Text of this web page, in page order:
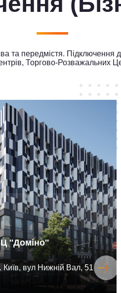
передмістя. Підключення
Торгово-Розважальних
''Доміно''
Київ, вул Нижній Вал, 51